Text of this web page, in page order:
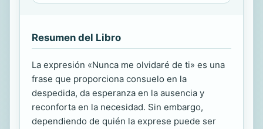
Resumen del Libro
La expresión «Nunca me olvidaré de ti» es una
frase que proporciona consuelo en la
despedida, da esperanza en la ausencia y
reconforta en la necesidad. Sin embargo,
dependiendo de quién la exprese puede ser